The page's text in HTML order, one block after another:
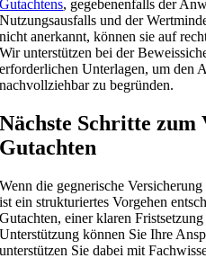
Gutachtens, gegebenenfalls der
Nutzungsausfalls und der
nicht anerkannt, können sie auf
Wir unterstützen bei der
erforderlichen Unterlagen, um den
nachvollziehbar zu begründen.
Nächste Schritte zum
Gutachten
Wenn die gegnerische
ist ein strukturiertes Vorgehen
Gutachten, einer klaren
Unterstützung können Sie Ihre
unterstützen Sie dabei mit